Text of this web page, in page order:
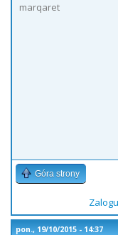
marqaret
Góra strony
pon., 19/10/2015 - 14:37